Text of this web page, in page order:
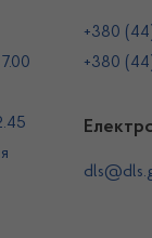
+380
+380